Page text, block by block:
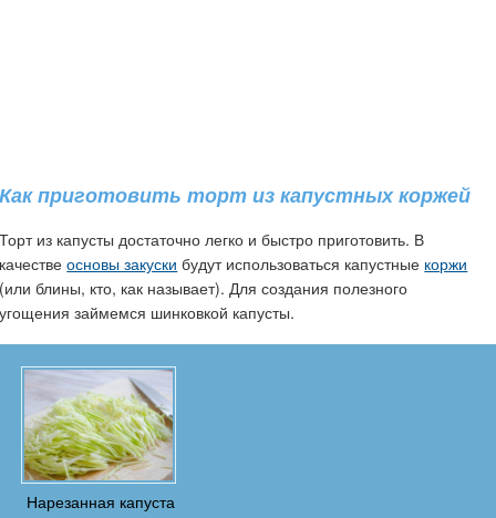
Как приготовить торт из капустных коржей
Торт из капусты достаточно легко и быстро приготовить. В
качествеосновы закуски будут использоваться капустные коржи
(или блины, кто, как называет). Для создания полезного
угощения займемся шинковкой капусты.
Нарезанная капуста